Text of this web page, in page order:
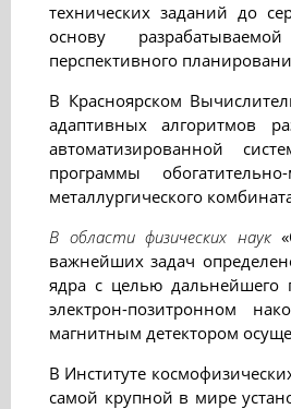
технических заданий до
основу
перспективного
В Красноярском
адаптивных алгоритмов
автоматизированной
программы
металлургического
В области физических наук
важнейших задач
ядра с целью дальнейшего
электрон-позитронном
магнитным детектором
В Институте
самой крупной в мире